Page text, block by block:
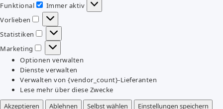
Funktional
Funktional
Immer aktiv
Vorlieben
Vorlieben
Statistiken
Statistiken
Marketing
Marketing
Optionen verwalten
Dienste verwalten
Verwalten von {vendor_count}-Lieferanten
Lese mehr über diese Zwecke
Akzeptieren
Ablehnen Selbst wählen
Einstellungen speichern